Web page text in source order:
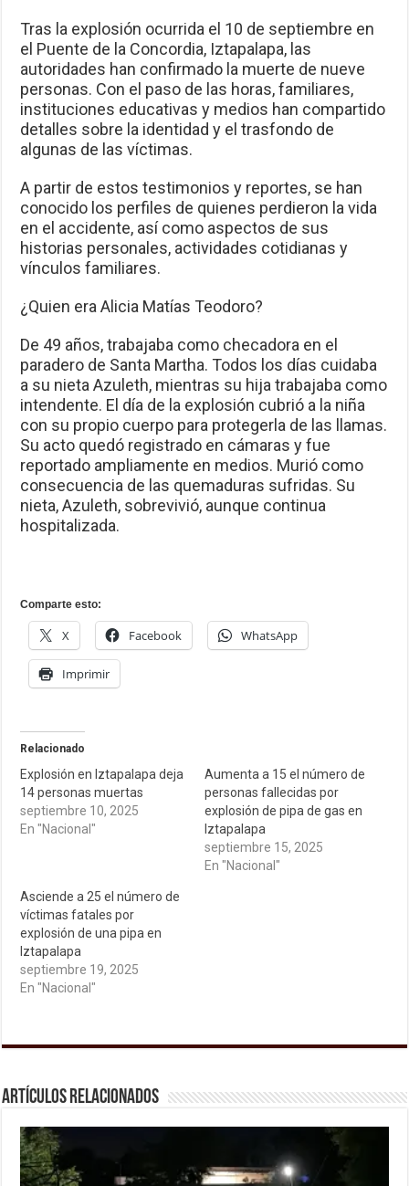
Tras la explosión ocurrida el 10 de septiembre en
el Puente de la Concordia, Iztapalapa, las
autoridades han confirmado la muerte de nueve
personas. Con el paso de las horas, familiares,
instituciones educativas y medios han compartido
detalles sobre la identidad y el trasfondo de
algunas de las víctimas.
A partir de estos testimonios y reportes, se han
conocido los perfiles de quienes perdieron la vida
en el accidente, así como aspectos de sus
historias personales, actividades cotidianas y
vínculos familiares.
¿Quien era Alicia Matías Teodoro?
De 49 años, trabajaba como checadora en el
paradero de Santa Martha. Todos los días cuidaba
a su nieta Azuleth, mientras su hija trabajaba como
intendente. El día de la explosión cubrió a la niña
con su propio cuerpo para protegerla de las llamas.
Su acto quedó registrado en cámaras y fue
reportado ampliamente en medios. Murió como
consecuencia de las quemaduras sufridas. Su
nieta, Azuleth, sobrevivió, aunque continua
hospitalizada.
Comparte esto:
X Facebook WhatsApp
Imprimir
Relacionado
Explosión en Iztapalapa deja
14 personas muertas
septiembre 10, 2025
En "Nacional"
Aumenta a 15 el número de
personas fallecidas por
explosión de pipa de gas en
Iztapalapa
septiembre 15, 2025
En "Nacional"
Asciende a 25 el número de
víctimas fatales por
explosión de una pipa en
Iztapalapa
septiembre 19, 2025
En "Nacional"
Artículos relacionados